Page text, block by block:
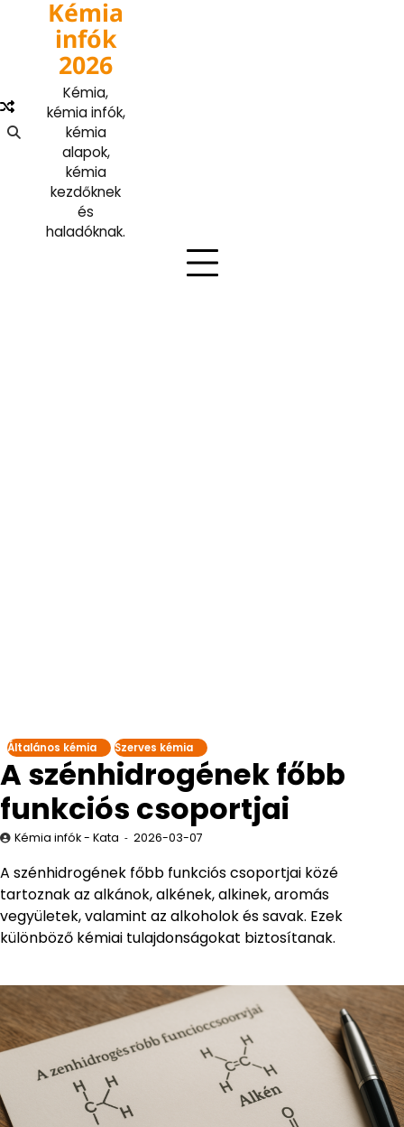
Kémia
infók
2026
Kémia,
kémia infók,
kémia
alapok,
kémia
kezdőknek
és
haladóknak.
Általános kémia Szerves kémia
A szénhidrogének főbb
funkciós csoportjai
Kémia infók - Kata 2026-03-07
A szénhidrogének főbb funkciós csoportjai közé
tartoznak az alkánok, alkének, alkinek, aromás
vegyületek, valamint az alkoholok és savak. Ezek
különböző kémiai tulajdonságokat biztosítanak.